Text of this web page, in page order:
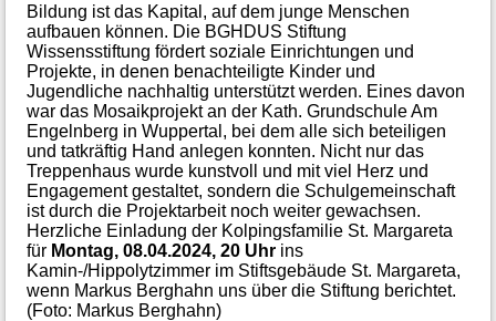
Bildung ist das Kapital, auf dem junge Menschen
aufbauen können. Die BGHDUS Stiftung
Wissensstiftung fördert soziale Einrichtungen und
Projekte, in denen benachteiligte Kinder und
Jugendliche nachhaltig unterstützt werden. Eines davon
war das Mosaikprojekt an der Kath. Grundschule Am
Engelnberg in Wuppertal, bei dem alle sich beteiligen
und tatkräftig Hand anlegen konnten. Nicht nur das
Treppenhaus wurde kunstvoll und mit viel Herz und
Engage­ment gestaltet, sondern die Schulgemeinschaft
ist durch die Projektarbeit noch weiter gewachsen.
Herzliche Einladung der Kolpingsfamilie St. Margareta
für Montag, 08.04.2024, 20 Uhrins
Kamin‑/Hippolytzimmer im Stiftsgebäude St. Margareta,
wenn Markus Berghahn uns über die Stiftung berichtet.
(Foto: Markus Berghahn)